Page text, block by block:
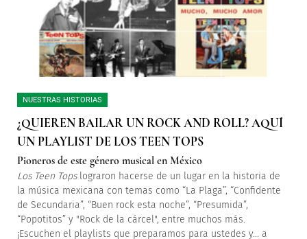
NUESTRAS HISTORIAS
¿QUIEREN BAILAR UN ROCK AND ROLL? AQUÍ
UN PLAYLIST DE LOS TEEN TOPS
Pioneros de este género musical en México
Los Teen Tops lograron hacerse de un lugar en la historia de
la música mexicana con temas como “La Plaga”, “Confidente
de Secundaria”, “Buen rock esta noche”, “Presumida”,
“Popotitos” y "Rock de la cárcel", entre muchos más.
¡Escuchen el playlists que preparamos para ustedes y... a